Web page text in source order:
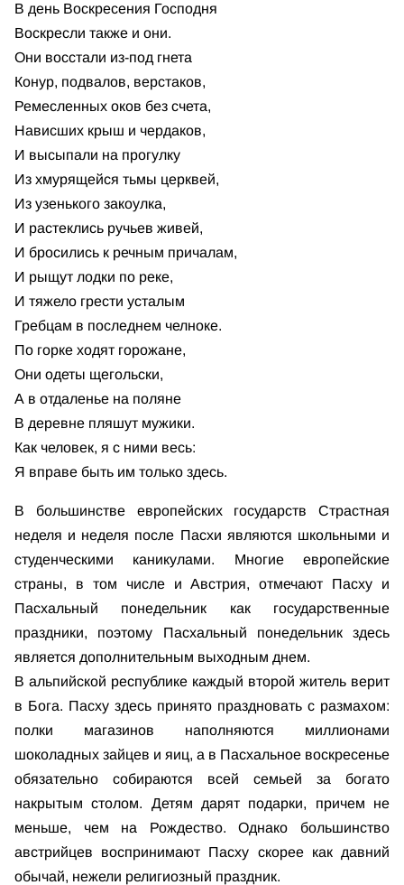
В день Воскресения Господня
Воскресли также и они.
Они восстали из-под гнета
Конур, подвалов, верстаков,
Ремесленных оков без счета,
Нависших крыш и чердаков,
И высыпали на прогулку
Из хмурящейся тьмы церквей,
Из узенького закоулка,
И растеклись ручьев живей,
И бросились к речным причалам,
И рыщут лодки по реке,
И тяжело грести усталым
Гребцам в последнем челноке.
По горке ходят горожане,
Они одеты щегольски,
А в отдаленье на поляне
В деревне пляшут мужики.
Как человек, я с ними весь:
Я вправе быть им только здесь.
В большинстве европейских государств Страстная
неделя и неделя после Пасхи являются школьными и
студенческими каникулами. Многие европейские
страны, в том числе и Австрия, отмечают Пасху и
Пасхальный понедельник как государственные
праздники, поэтому Пасхальный понедельник здесь
является дополнительным выходным днем.
В альпийской республике каждый второй житель верит
в Бога. Пасху здесь принято праздновать с размахом:
полки магазинов наполняются миллионами
шоколадных зайцев и яиц, а в Пасхальное воскресенье
обязательно собираются всей семьей за богато
накрытым столом. Детям дарят подарки, причем не
меньше, чем на Рождество. Однако большинство
австрийцев воспринимают Пасху скорее как давний
обычай, нежели религиозный праздник.